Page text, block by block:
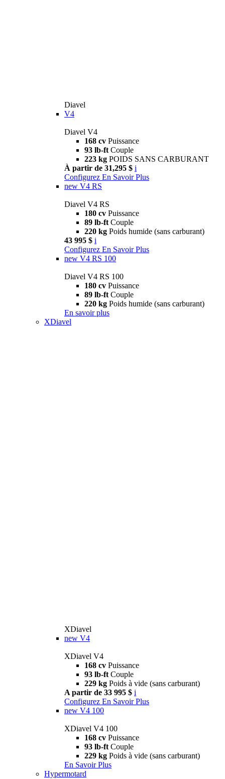
Diavel
V4
Diavel V4
168 cv Puissance
93 lb-ft Couple
223 kg POIDS SANS CARBURANT
À partir de 31,295 $ i
Configurez En Savoir Plus
new V4 RS
Diavel V4 RS
180 cv Puissance
89 lb-ft Couple
220 kg Poids humide (sans carburant)
43 995 $ i
Configurez En Savoir Plus
new V4 RS 100
Diavel V4 RS 100
180 cv Puissance
89 lb-ft Couple
220 kg Poids humide (sans carburant)
En savoir plus
XDiavel
XDiavel
new V4
XDiavel V4
168 cv Puissance
93 lb-ft Couple
229 kg Poids à vide (sans carburant)
A partir de 33 995 $ i
Configurez En Savoir Plus
new V4 100
XDiavel V4 100
168 cv Puissance
93 lb-ft Couple
229 kg Poids à vide (sans carburant)
En Savoir Plus
Hypermotard